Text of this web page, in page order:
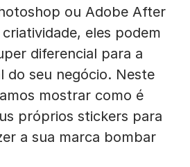
ou Adobe After
eles podem
diferencial para a
do seu negócio. Neste
mostrar como é
próprios stickers para
a sua marca bombar